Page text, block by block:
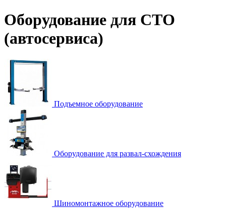
Оборудование для СТО
(автосервиса)
Подъемное оборудование
Оборудование для развал-схождения
Шиномонтажное оборудование